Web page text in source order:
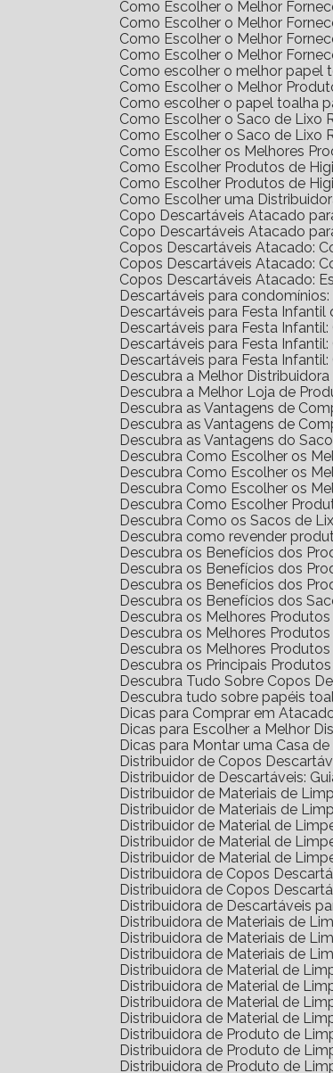
Como Escolher o Melhor
Como Escolher o Melhor
Como Escolher o Melhor
Como Escolher o Melhor
Como escolher o melhor
Como Escolher o Melhor
Como escolher o papel toalha
Como Escolher o Saco de
Como Escolher o Saco de
Como Escolher os Melhores
Como Escolher Produtos de
Como Escolher Produtos de
Como Escolher uma
Copo Descartáveis Atacado
Copo Descartáveis Atacado
Copos Descartáveis Atacado:
Copos Descartáveis Atacado:
Copos Descartáveis Atacado:
Descartáveis para
Descartáveis para Festa
Descartáveis para Festa
Descartáveis para Festa
Descartáveis para Festa
Descubra a Melhor
Descubra a Melhor Loja de
Descubra as Vantagens de
Descubra as Vantagens de
Descubra as Vantagens do
Descubra Como Escolher os
Descubra Como Escolher os
Descubra Como Escolher os
Descubra Como Escolher
Descubra Como os Sacos de
Descubra como revender
Descubra os Benefícios dos
Descubra os Benefícios dos
Descubra os Benefícios dos
Descubra os Benefícios dos
Descubra os Melhores
Descubra os Melhores
Descubra os Melhores
Descubra os Principais
Descubra Tudo Sobre Copos
Descubra tudo sobre papéis
Dicas para Comprar em
Dicas para Escolher a Melhor
Dicas para Montar uma Casa
Distribuidor de Copos
Distribuidor de Descartáveis:
Distribuidor de Materiais de
Distribuidor de Materiais de
Distribuidor de Material de
Distribuidor de Material de
Distribuidor de Material de
Distribuidora de Copos
Distribuidora de Copos
Distribuidora de Descartáveis
Distribuidora de Materiais de
Distribuidora de Materiais de
Distribuidora de Materiais de
Distribuidora de Material de
Distribuidora de Material de
Distribuidora de Material de
Distribuidora de Material de
Distribuidora de Produto de
Distribuidora de Produto de
Distribuidora de Produto de